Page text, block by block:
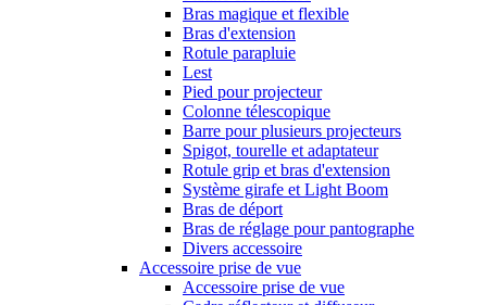
Bras magique et flexible
Bras d'extension
Rotule parapluie
Lest
Pied pour projecteur
Colonne télescopique
Barre pour plusieurs projecteurs
Spigot, tourelle et adaptateur
Rotule grip et bras d'extension
Système girafe et Light Boom
Bras de déport
Bras de réglage pour pantographe
Divers accessoire
Accessoire prise de vue
Accessoire prise de vue